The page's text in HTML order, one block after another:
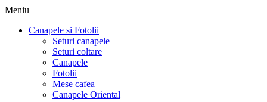
Meniu
Canapele si Fotolii
Seturi canapele
Seturi coltare
Canapele
Fotolii
Mese cafea
Canapele Oriental